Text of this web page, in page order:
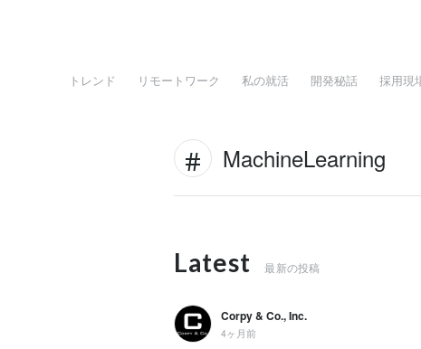
トレンド リモートワーク 私の就活 開発秘話 採用現
MachineLearning
Latest 最新の投稿
Corpy & Co., Inc.
4ヶ月前